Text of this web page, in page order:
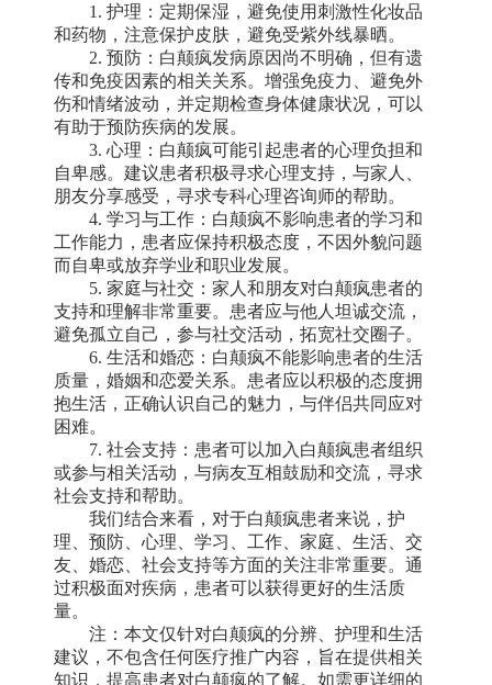
1. 护理：定期保湿，避免使用刺激性化妆品
和药物，注意保护皮肤，避免受紫外线暴晒。
2. 预防：白颠疯发病原因尚不明确，但有遗
传和免疫因素的相关关系。增强免疫力、避免外
伤和情绪波动，并定期检查身体健康状况，可以
有助于预防疾病的发展。
3. 心理：白颠疯可能引起患者的心理负担和
自卑感。建议患者积极寻求心理支持，与家人、
朋友分享感受，寻求专科心理咨询师的帮助。
4. 学习与工作：白颠疯不影响患者的学习和
工作能力，患者应保持积极态度，不因外貌问题
而自卑或放弃学业和职业发展。
5. 家庭与社交：家人和朋友对白颠疯患者的
支持和理解非常重要。患者应与他人坦诚交流，
避免孤立自己，参与社交活动，拓宽社交圈子。
6. 生活和婚恋：白颠疯不能影响患者的生活
质量，婚姻和恋爱关系。患者应以积极的态度拥
抱生活，正确认识自己的魅力，与伴侣共同应对
困难。
7. 社会支持：患者可以加入白颠疯患者组织
或参与相关活动，与病友互相鼓励和交流，寻求
社会支持和帮助。
我们结合来看，对于白颠疯患者来说，护
理、预防、心理、学习、工作、家庭、生活、交
友、婚恋、社会支持等方面的关注非常重要。通
过积极面对疾病，患者可以获得更好的生活质
量。
注：本文仅针对白颠疯的分辨、护理和生活
建议，不包含任何医疗推广内容，旨在提供相关
知识，提高患者对白颠疯的了解。如需更详细的